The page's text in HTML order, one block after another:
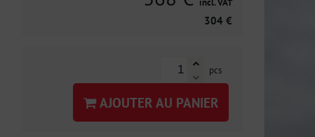
incl. VAT
304 €
pcs
AJOUTER AU PANIER